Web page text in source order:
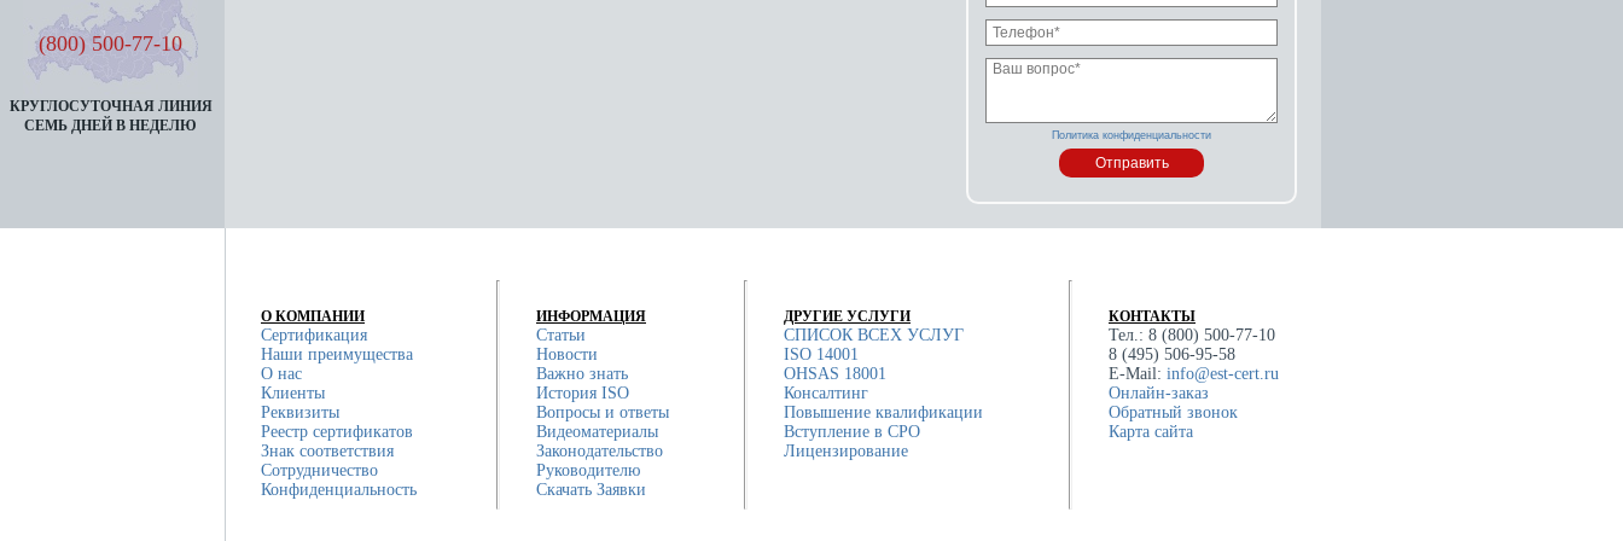
(800) 500-77-10
КРУГЛОСУТОЧНАЯ ЛИНИЯ
СЕМЬ ДНЕЙ В НЕДЕЛЮ
Политика конфиденциальности
О КОМПАНИИ
Сертификация
Наши преимущества
О нас
Клиенты
Реквизиты
Реестр сертификатов
Знак соответствия
Сотрудничество
Конфиденциальность
ИНФОРМАЦИЯ
Статьи
Новости
Важно знать
История ISO
Вопросы и ответы
Видеоматериалы
Законодательство
Руководителю
Скачать Заявки
ДРУГИЕ УСЛУГИ
СПИСОК ВСЕХ УСЛУГ
ISO 14001
OHSAS 18001
Консалтинг
Повышение квалификации
Вступление в СРО
Лицензирование
КОНТАКТЫ
Тел.: 8 (800) 500-77-10
8 (495) 506-95-58
E-Mail: info@est-cert.ru
Онлайн-заказ
Обратный звонок
Карта сайта